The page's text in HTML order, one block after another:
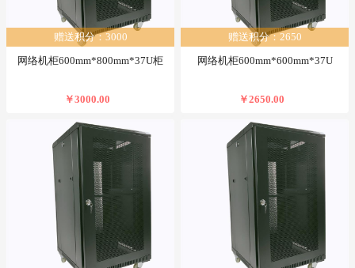
赠送积分：3000
网络机柜600mm*800mm*37U柜
￥3000.00
赠送积分：2650
网络机柜600mm*600mm*37U
￥2650.00